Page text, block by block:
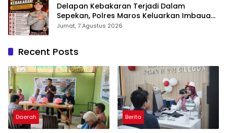
Delapan Kebakaran Terjadi Dalam
Sepekan, Polres Maros Keluarkan Imbauan
kepada Masyarakat
Jumat, 7 Agustus 2026
Recent Posts
Daerah Berita